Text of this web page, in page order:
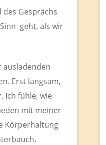
Gesprächs
geht, als wir
ausladenden
Erst langsam,
Ich fühle, wie
mit meiner
Körperhaltung